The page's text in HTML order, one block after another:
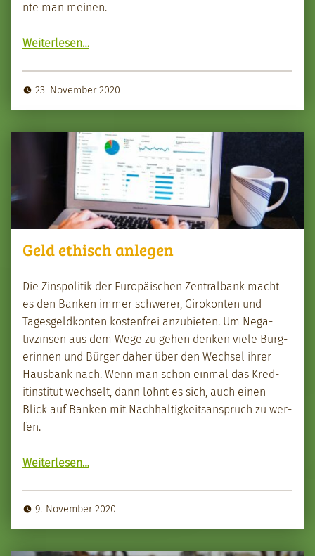
nte man meinen.
Weit­er­lesen…
23. November 2020
Geld ethisch anlegen
Die Zin­spoli­tik der Europäis­chen Zen­tral­bank macht
es den Banken immer schw­er­er, Girokon­ten und
Tages­geld­kon­ten kosten­frei anzu­bi­eten. Um Neg­a­
tivzin­sen aus dem Wege zu gehen denken viele Bürg­
erin­nen und Bürg­er daher über den Wech­sel ihrer
Haus­bank nach. Wenn man schon ein­mal das Kred­
itin­sti­tut wech­selt, dann lohnt es sich, auch einen
Blick auf Banken mit Nach­haltigkeit­sanspruch zu wer­
fen.
Weit­er­lesen…
9. November 2020